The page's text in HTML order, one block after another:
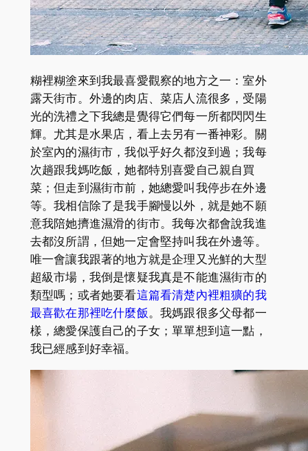
糊裡糊塗來到我最喜愛觀察的地方之一：室外
露天街市。外邊的肉店、菜店人流很多，受陽
光的洗禮之下我總是覺得它們每一所都閃閃生
輝。尤其是水果店，看上去另有一番神彩。關
於室內的濕街市，我似乎好久都沒到過；我每
次趟跟我媽吃飯，她都特別喜愛自己親自買
菜；但走到濕街市前，她總愛叫我停步在外邊
等。我相信除了是我手腳慢以外，就是她不願
意我陪她擠進濕滑的街市。我每次都會說我進
去都沒所謂，但她一定會堅持叫我在外邊等。
唯一會讓我跟著的地方就是企理又光鮮的大型
超級市場，我倒是懷疑我真是不能進濕街市的
類型嗎；或者她要看這篇看清楚內裡粗獷的我
最喜歡在那裡吃什麼飯。我媽跟很多父母都一
樣，總愛保護自己的子女；單單想到這一點，
我已經感到好幸福。